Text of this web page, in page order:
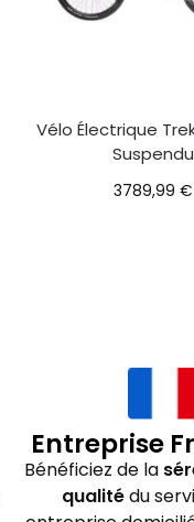
Vélo Électrique
Suspendu
3789,99€
Entreprise
Bénéficiez de la
qualitédu